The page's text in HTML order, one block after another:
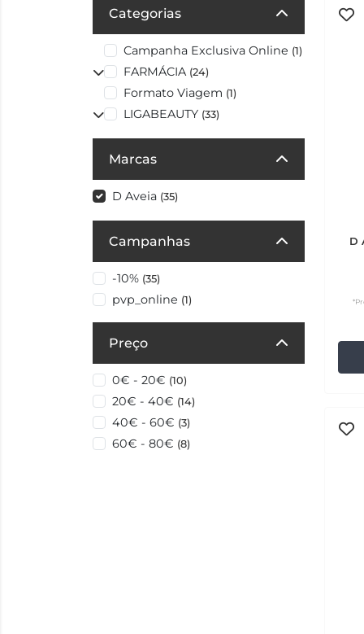
Categorias
Campanha Exclusiva Online (1)
FARMÁCIA (24)
Formato Viagem (1)
LIGABEAUTY (33)
Marcas
D Aveia (35)
Campanhas
-10% (35)
pvp_online (1)
Preço
0€ - 20€ (10)
20€ - 40€ (14)
40€ - 60€ (3)
60€ - 80€ (8)
D